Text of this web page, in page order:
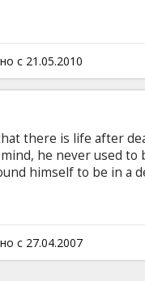
крысом Веней,
ежедневно попадает
на их головы
с 21.05.2010
there is life after
he never used
himself to be in a
he used to live
с 27.04.2007